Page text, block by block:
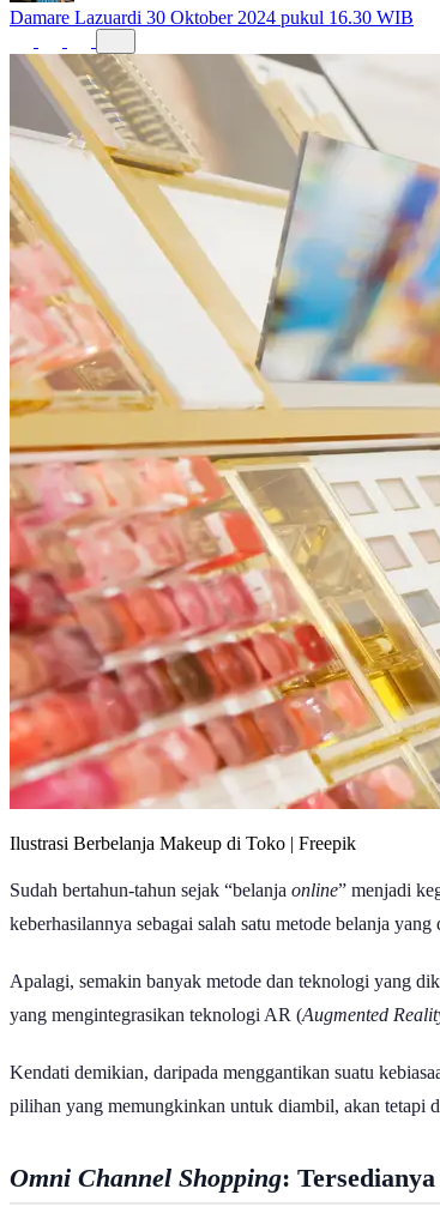
Damare Lazuardi 30 Oktober 2024 pukul 16.30 WIB
Ilustrasi Berbelanja Makeup di Toko | Freepik
Sudah bertahun-tahun sejak “belanja online” menjadi
keberhasilannya sebagai salah satu metode belanja
Apalagi, semakin banyak metode dan teknologi yang
yang mengintegrasikan teknologi AR (Augmented
Kendati demikian, daripada menggantikan suatu
pilihan yang memungkinkan untuk diambil, akan tetapi
Omni Channel Shopping: